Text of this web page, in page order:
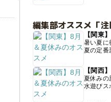
編集部オススメ「注
【関東
暑い夏に
夏の定番
【関西
夏休みの
水遊びス